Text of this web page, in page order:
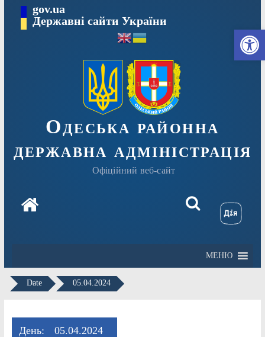
Перейтиgov.ua
Державні сайти України
Одеська районна
державна адміністрація
Офіційний веб-сайт
МЕНЮ
Date 05.04.2024
День: 05.04.2024